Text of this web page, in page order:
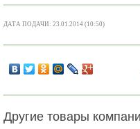
ДАТА ПОДАЧИ: 23.01.2014 (10:50)
Другие товары